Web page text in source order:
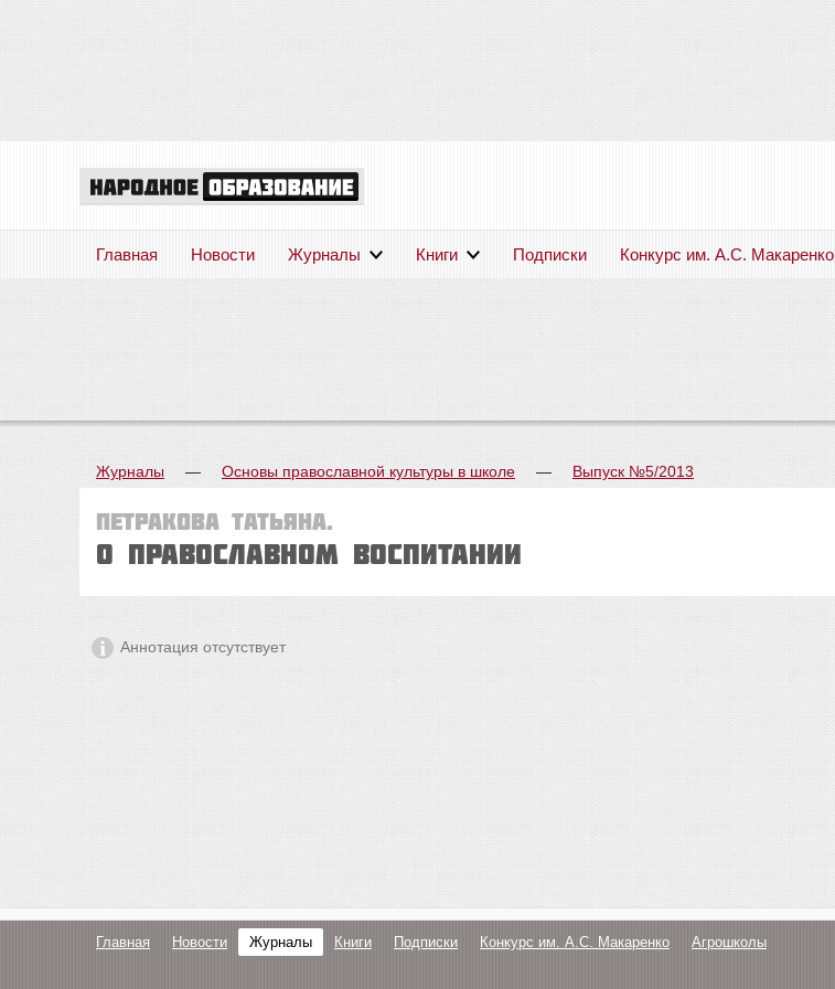
Главная Новости Журналы Книги Подписки Конкурс им. А.С. Макаренко
Журналы — Основы православной культуры в школе — Выпуск №5/2013
Петракова Татьяна.
О православном воспитании
Аннотация отсутствует
Главная Новости Журналы Книги Подписки Конкурс им. А.С. Макаренко Агрошколы